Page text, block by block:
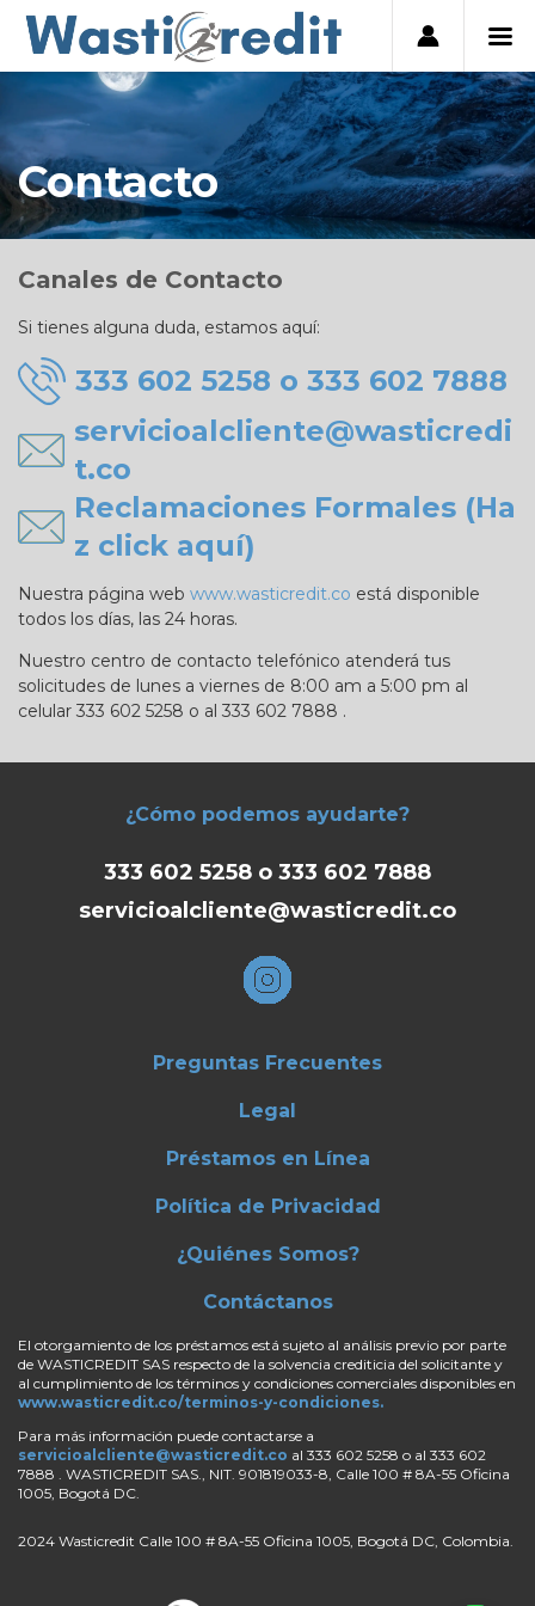
Contacto
Canales de Contacto
Si tienes alguna duda, estamos aquí:
333 602 5258 o 333 602 7888
servicioalcliente@wasticredi
t.co
Reclamaciones Formales (Ha
z click aquí)
Nuestra página web www.wasticredit.co está disponible
todos los días, las 24 horas.
Nuestro centro de contacto telefónico atenderá tus
solicitudes de lunes a viernes de 8:00 am a 5:00 pm al
celular 333 602 5258 o al 333 602 7888 .
¿Cómo podemos ayudarte?
333 602 5258 o 333 602 7888
servicioalcliente@wasticredit.co
Preguntas Frecuentes
Legal
Préstamos en Línea
Política de Privacidad
¿Quiénes Somos?
Contáctanos
El otorgamiento de los préstamos está sujeto al análisis previo por parte
de WASTICREDIT SAS respecto de la solvencia crediticia del solicitante y
al cumplimiento de los términos y condiciones comerciales disponibles en
www.wasticredit.co/terminos-y-condiciones.
Para más información puede contactarse a
servicioalcliente@wasticredit.co al 333 602 5258 o al 333 602
7888 . WASTICREDIT SAS., NIT. 901819033-8, Calle 100 # 8A-55 Oficina
1005 , Bogotá DC.
2024 Wasticredit Calle 100 # 8A-55 Oficina 1005, Bogotá DC, Colombia.